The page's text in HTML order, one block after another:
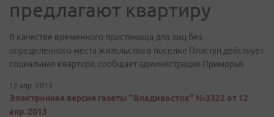
предлагают квартиру
В качестве временного пристанища для лиц без
определенного места жительства в поселке Пластун действует
социальная квартира, сообщает администрация Приморья.
12 апр. 2013
Электронная версия газеты "Владивосток" №3322 от 12
апр. 2013